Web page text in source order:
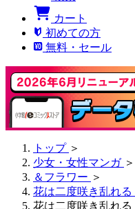
カート
初めての方
無料・セール
トップ ＞
少女・女性マンガ ＞
＆フラワー ＞
花は二度咲き乱れる
花は二度咲き乱れ